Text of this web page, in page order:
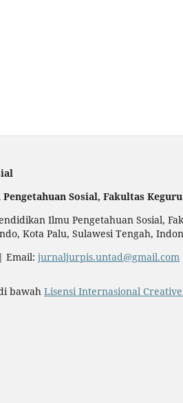
Sosial, Fakultas
Ilmu Pengetahuan Sosial,
Kota Palu, Sulawesi Tengah,
Email: jurnaljurpis.untad@gmail.com
bawah Lisensi Internasional